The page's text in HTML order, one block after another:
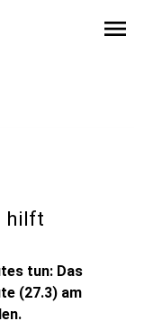
menu
hilft
tun: Das
(27.3) am